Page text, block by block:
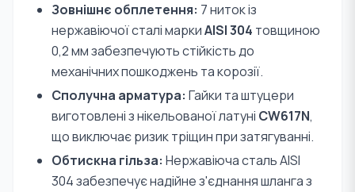
Зовнішнє обплетення: 7 ниток із
нержавіючої сталі маркиAISI 304 товщиною
0,2 мм забезпечують стійкість до
механічних пошкоджень та корозії.
Сполучна арматура: Гайки та штуцери
виготовлені з нікельованої латуні CW617N,
що виключає ризик тріщин при затягуванні.
Обтискна гільза: Нержавіюча сталь AISI
304 забезпечує надійне з'єднання шланга з